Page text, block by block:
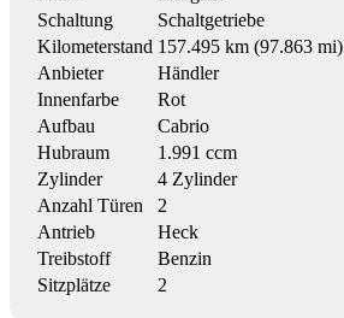
Schaltung
Schaltgetriebe
Kilometerstand 157.495 km (97.863 mi)
Anbieter
Händler
Innenfarbe
Rot
Aufbau
Cabrio
Hubraum
1.991 ccm
Zylinder
4 Zylinder
Anzahl Türen
2
Antrieb
Heck
Treibstoff
Benzin
Sitzplätze
2